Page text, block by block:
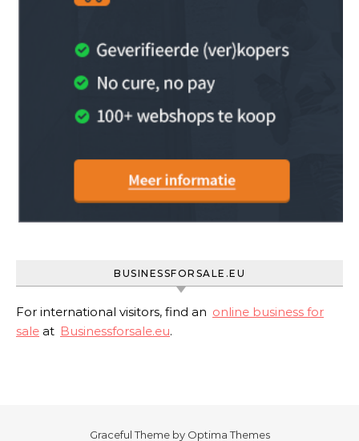
BUSINESSFORSALE.EU
For international visitors, find an online business for
sale at Businessforsale.eu.
Graceful Theme by Optima Themes